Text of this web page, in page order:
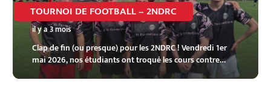
TOURNOI DE FOOTBALL – 2NDRC
il y a 3 mois
Clap de fin (ou presque) pour les 2NDRC ! Vendredi 1er
mai 2026, nos étudiants ont troqué les cours contre…